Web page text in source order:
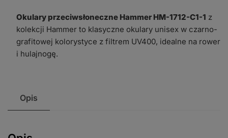
Okulary przeciwsłoneczne Hammer HM-1712-C1-1 z
kolekcji Hammer to klasyczne okulary unisex w czarno-
grafitowej kolorystyce z filtrem UV400, idealne na rower
i hulajnogę.
Opis